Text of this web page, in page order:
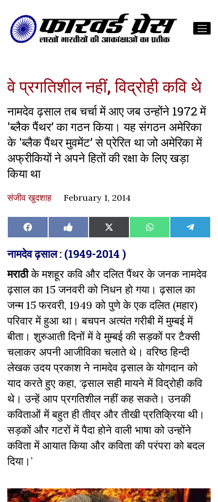
वे प्रगतिशील नहीं, विद्रोही कवि थे
नामदेव ढ़साल तब चर्चा में आए जब उन्होंने 1972 में
'ब्लैक पैंथर’ का गठन किया। यह संगठन अमेरिका
के 'ब्लैक पैंथर मुवमेंट’ से प्रेरित था जो अमेरिका में
अफ्रीकियों ने अपने हितों की रक्षा के लिए खड़ा
किया था
संजीव खुदशाह February 1, 2014
Share
on
Facebook Share
on
Like
on
Share
on
X
(Twitter)
Share
on
WhatsAppShare
on
नामदेव ढ़साल : (1949-2014 )
मराठीके मशहूर कवि और दलित पैंथर के जनक नामदेव
ढ़साल का 15 जनवरी को निधन हो गया। ढ़साल का
जन्म 15 फरवरी, 1949 को पुणे के एक दलित (महार)
परिवार में हुआ था। बचपन अत्यंत गरीबी में मुम्बई में
बीता। शुरुआती दिनों में वे मुम्बई की सड़कों पर टैक्सी
चलाकर अपनी आजीविका चलाते थे। वरिष्ठ हिन्दी
लेखक उदय प्रकाश ने नामदेव ढ़साल के योगदान को
याद करते हुए कहा, ‘ढ़साल सही मायने में विद्रोही कवि
थे। उन्हें आप प्रगतिशील नहीं कह सकते। उनकी
कविताओं में बहुत ही तीव्र और तीखी प्रतिक्रिया थी।
सड़कों और गटरों में पैदा होने वाली भाषा को उन्होंने
कविता में आयात किया और कविता की परंपरा को बदल
दिया।’